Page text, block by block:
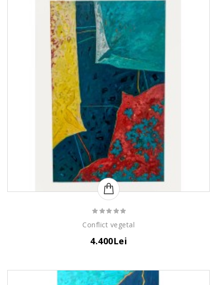
Conflict vegetal
4.400Lei